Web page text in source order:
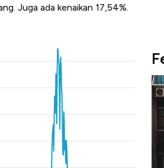
Juga ada kenaikan 17,54%.